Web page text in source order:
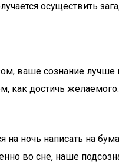
осуществить
ваше сознание
как достичь желаемого.
ночь написать на
во сне, наше